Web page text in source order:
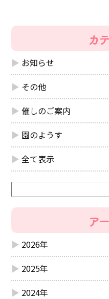
お知らせ
その他
催しのご案内
園のようす
全て表示
2026年
2025年
2024年